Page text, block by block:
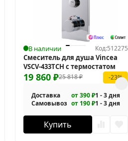
В наличии Код:512275
Смеситель для душа Vincea
VSCV-433TCH с термостатом
25 818₽
19 860 ₽ -23%
Доставка от 390 ₽1 - 3 дня
Самовывоз от 190 ₽1 - 3 дня
Купить